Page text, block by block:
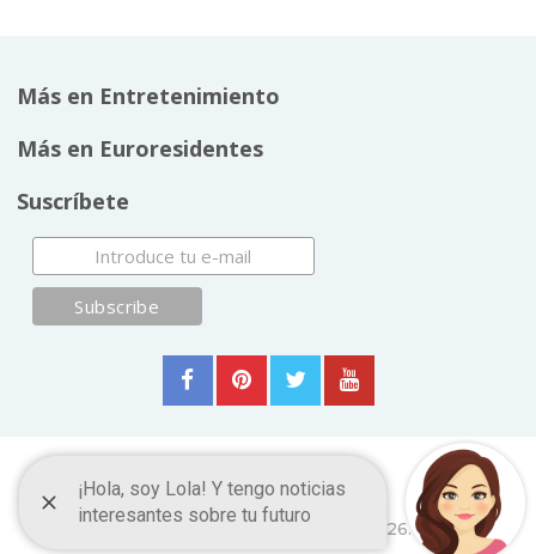
Más en Entretenimiento
Más en Euroresidentes
Suscríbete
Música clásicaCopyright © 2026.